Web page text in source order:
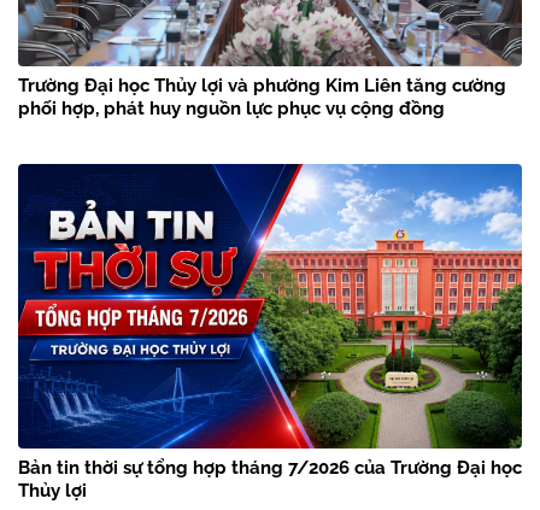
Trường Đại học Thủy lợi và phường Kim Liên tăng cường
phối hợp, phát huy nguồn lực phục vụ cộng đồng
Bản tin thời sự tổng hợp tháng 7/2026 của Trường Đại học
Thủy lợi